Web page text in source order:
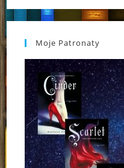
Moje Patronaty